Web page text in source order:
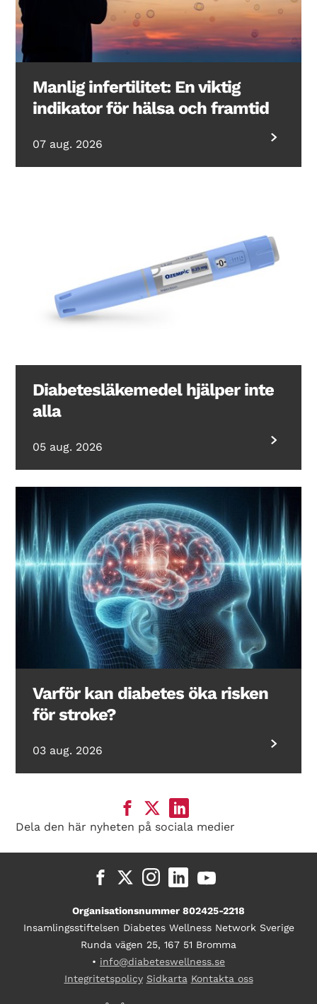
Manlig infertilitet: En viktig
indikator för hälsa och framtid
07 aug. 2026
Diabetesläkemedel hjälper inte
alla
05 aug. 2026
Varför kan diabetes öka risken
för stroke?
03 aug. 2026
Dela den här nyheten på sociala medier
Organisationsnummer 802425-2218
Insamlingsstiftelsen Diabetes Wellness Network Sverige
Runda vägen 25, 167 51 Bromma
• info@diabeteswellness.se
Integritetspolicy Sidkarta Kontakta oss